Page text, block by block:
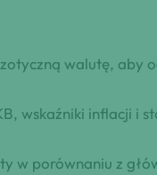
walutę, aby
wskaźniki inflacji i
w porównaniu z